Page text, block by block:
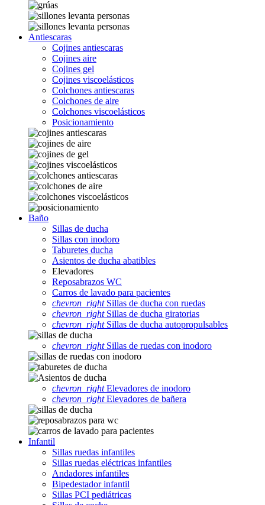
Antiescaras
Cojines antiescaras
Cojines aire
Cojines gel
Cojines viscoelásticos
Colchones antiescaras
Colchones de aire
Colchones viscoelásticos
Posicionamiento
Baño
Sillas de ducha
Sillas con inodoro
Taburetes ducha
Asientos de ducha abatibles
Elevadores
Reposabrazos WC
Carros de lavado para pacientes
chevron_rightSillas de ducha con ruedas
chevron_rightSillas de ducha giratorias
chevron_rightSillas de ducha autopropulsables
chevron_rightSillas de ruedas con inodoro
chevron_rightElevadores de inodoro
chevron_rightElevadores de bañera
Infantil
Sillas ruedas infantiles
Sillas ruedas eléctricas infantiles
Andadores infantiles
Bipedestador infantil
Sillas PCI pediátricas